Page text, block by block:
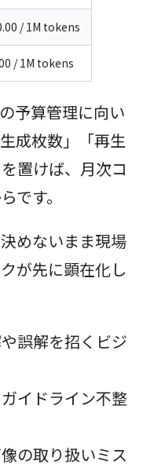
/ 1M tokens
/ 1M tokens
予算管理に向い
成枚数」「再生
置けば、月次コ
です。
めないまま現場
が先に顕在化し
誤解を招くビジ
イドライン不整
の取り扱いミス